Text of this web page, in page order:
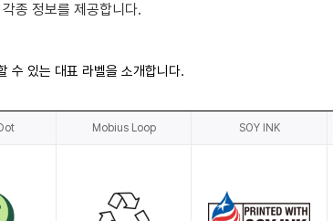
종 정보를 제공합니다.
수 있는 대표 라벨을 소개합니다.
Mobius Loop SOY INK